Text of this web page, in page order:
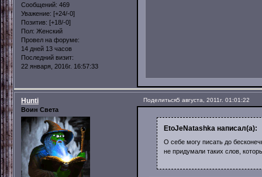
Сообщений: 469
Уважение: [+24/-0]
Позитив: [+18/-0]
Пол: Женский
Провел на форуме:
14 дней 13 часов
Последний визит:
22 января, 2016г. 16:57:33
Поделиться5 августа, 2011г. 01:01:22
Hunti
Воин Света
EtoJeNatashka написал(а):
О себе могу писать до
не придумали таких слов,